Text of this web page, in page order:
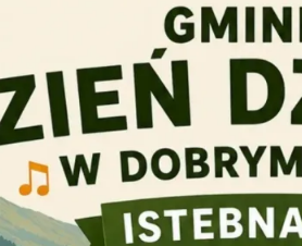
św. Franciszkiem z